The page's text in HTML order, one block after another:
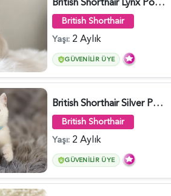
British Shorthair
Yaşı: 2 Aylık
GÜVENILIR ÜYE
British Shorthair Silver Point Erkek 2 Aylık - 6122
British Shorthair
Yaşı: 2 Aylık
GÜVENILIR ÜYE